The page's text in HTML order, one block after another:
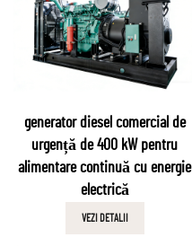
generator diesel comercial de
urgență de 400 kW pentru
alimentare continuă cu energie
electrică
VEZI DETALII